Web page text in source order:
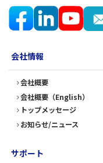
会社情報
会社概要
会社概要（English）
トップメッセージ
お知らせ/ニュース
サポート